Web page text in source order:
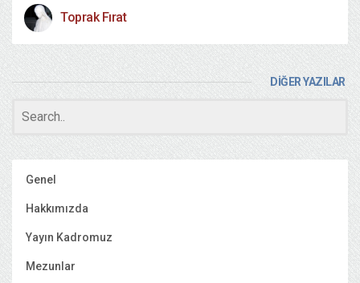
Toprak Fırat
DİĞER YAZILAR
Genel
Hakkımızda
Yayın Kadromuz
Mezunlar